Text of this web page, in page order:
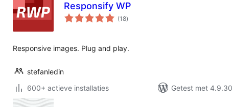
Responsify WP
(18totaal
waarderingen
)
Responsive images. Plug and play.
stefanledin
600+ actieve installaties
Getest met 4.9.30